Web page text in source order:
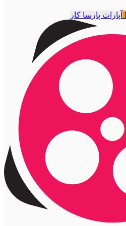
آپارات پارسا کار